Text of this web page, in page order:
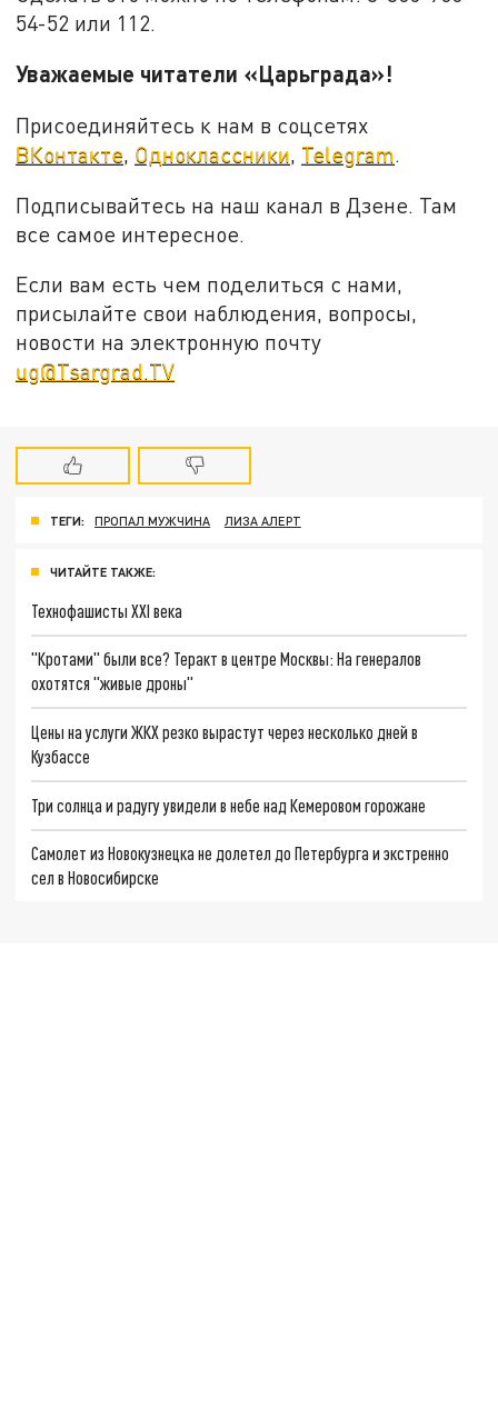
54-52 или 112.
Уважаемые читатели «Царьграда»!
Присоединяйтесь к нам в соцсетях
ВКонтакте, Одноклассники, Telegram.
Подписывайтесь на наш канал в Дзене. Там
все самое интересное.
Если вам есть чем поделиться с нами,
присылайте свои наблюдения, вопросы,
новости на электронную почту
ug@Tsargrad.TV
ТЕГИ: ПРОПАЛ МУЖЧИНА ЛИЗА АЛЕРТ
ЧИТАЙТЕ ТАКЖЕ:
Технофашисты XXI века
"Кротами" были все? Теракт в центре Москвы: На генералов
охотятся "живые дроны"
Цены на услуги ЖКХ резко вырастут через несколько дней в
Кузбассе
Три солнца и радугу увидели в небе над Кемеровом горожане
Самолет из Новокузнецка не долетел до Петербурга и экстренно
сел в Новосибирске